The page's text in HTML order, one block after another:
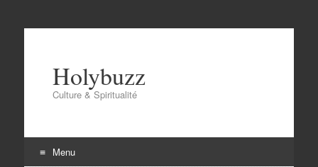
Holybuzz
Culture & Spiritualité
Menu